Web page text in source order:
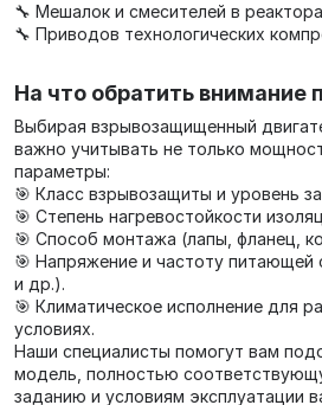
🔧 Мешалок и смесителей в
🔧 Приводов технологических
На что обратить внимание
Выбирая взрывозащищенный
важно учитывать не только
параметры:
🎯 Класс взрывозащиты и уровень
🎯 Степень нагревостойкости
🎯 Способ монтажа (лапы, фланец,
🎯 Напряжение и частоту питающей
и др.).
🎯 Климатическое исполнение для
условиях.
Наши специалисты помогут вам
модель, полностью
заданию и условиям эксплуатации